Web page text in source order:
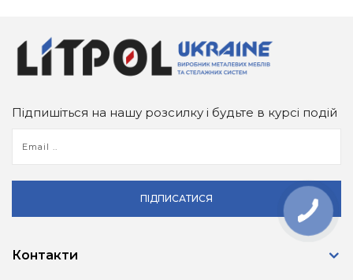
Підпишіться на нашу розсилку і будьте в курсі подій
ПІДПИСАТИСЯ
Контакти